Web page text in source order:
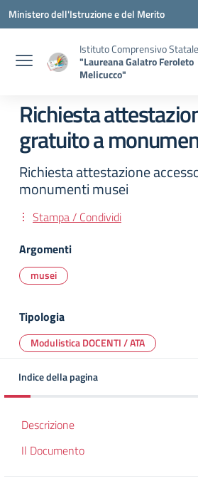
Vai ai contenuti
Vai al menu di navigazione
Vai al footer
Ministero dell'Istruzione e del Merito
Istituto Comprensivo Statale
"Laureana Galatro Feroleto
Melicucco"
Richiesta
gratuito a
Richiesta attestazione
monumenti musei
Stampa / Condividi
Argomenti
musei
Tipologia
Modulistica DOCENTI / ATA
Indice della pagina
Descrizione
Il Documento